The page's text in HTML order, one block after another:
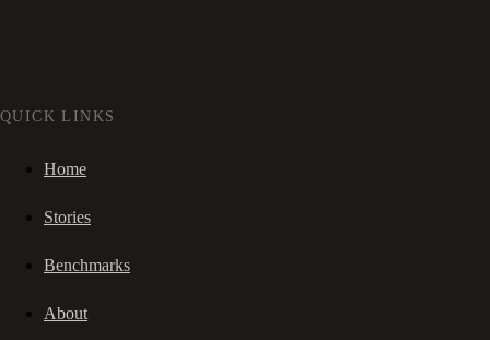
QUICK LINKS
Home
Stories
Benchmarks
About